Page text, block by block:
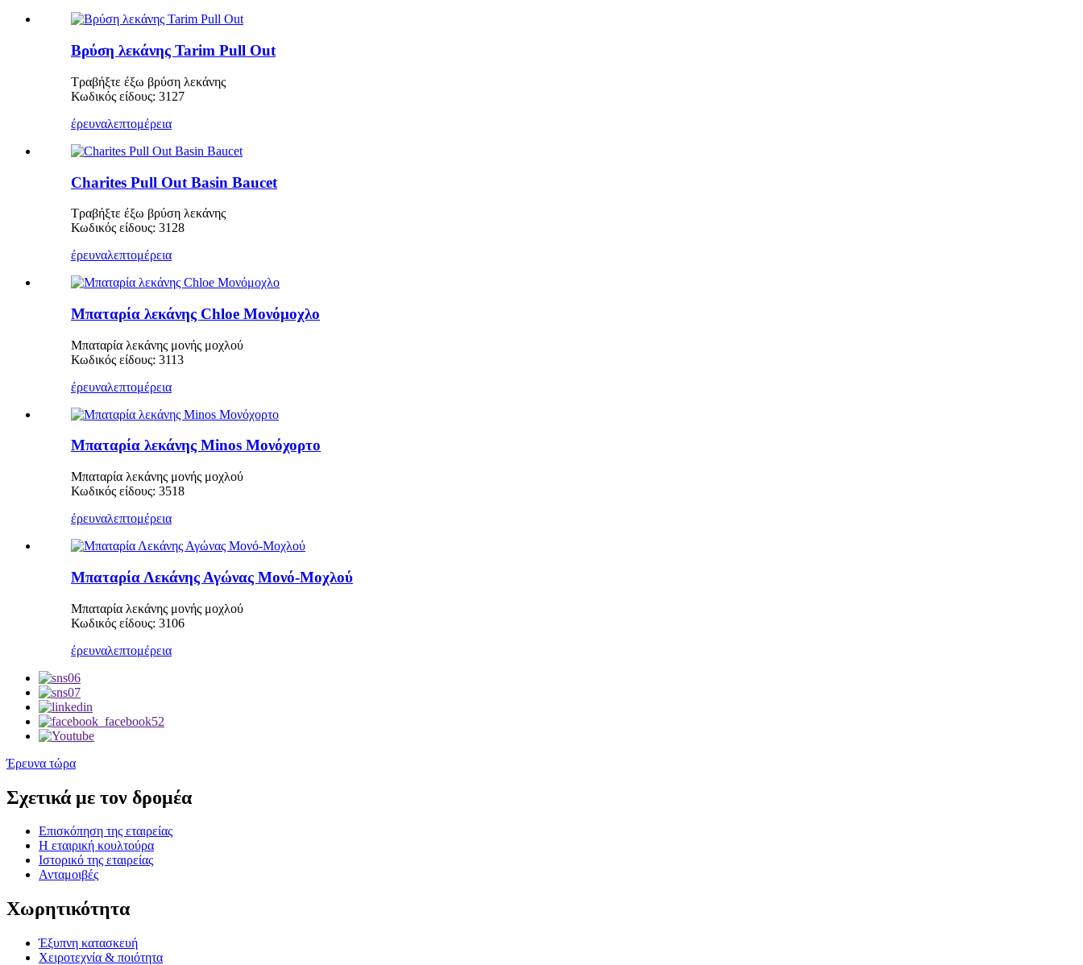
Βρύση λεκάνης Tarim Pull Out
Τραβήξτε έξω βρύση λεκάνης
Κωδικός είδους: 3127
έρευναλεπτομέρεια
Charites Pull Out Basin Baucet
Τραβήξτε έξω βρύση λεκάνης
Κωδικός είδους: 3128
έρευναλεπτομέρεια
Μπαταρία λεκάνης Chloe Μονόμοχλο
Μπαταρία λεκάνης μονής μοχλού
Κωδικός είδους: 3113
έρευναλεπτομέρεια
Μπαταρία λεκάνης Minos Μονόχορτο
Μπαταρία λεκάνης μονής μοχλού
Κωδικός είδους: 3518
έρευναλεπτομέρεια
Μπαταρία Λεκάνης Αγώνας Μονό-Μοχλού
Μπαταρία λεκάνης μονής μοχλού
Κωδικός είδους: 3106
έρευναλεπτομέρεια
Έρευνα τώρα
Σχετικά με τον δρομέα
Επισκόπηση της εταιρείας
Η εταιρική κουλτούρα
Ιστορικό της εταιρείας
Ανταμοιβές
Χωρητικότητα
Έξυπνη κατασκευή
Χειροτεχνία & ποιότητα